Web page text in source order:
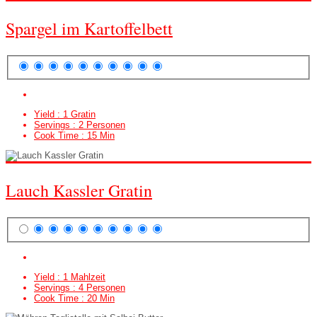
Spargel im Kartoffelbett
Yield : 1 Gratin
Servings : 2 Personen
Cook Time : 15 Min
Lauch Kassler Gratin
Yield : 1 Mahlzeit
Servings : 4 Personen
Cook Time : 20 Min